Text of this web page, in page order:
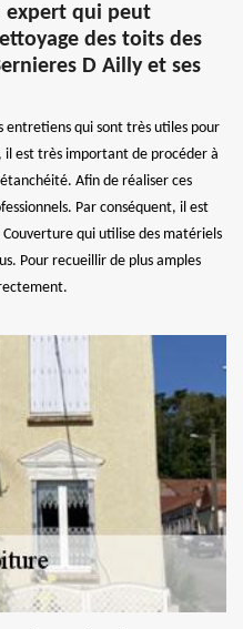
expert qui peut
des toits des
D Ailly et ses
entretiens qui sont très utiles pour
il est très important de procéder à
Afin de réaliser ces
Par conséquent, il est
qui utilise des matériels
Pour recueillir de plus amples